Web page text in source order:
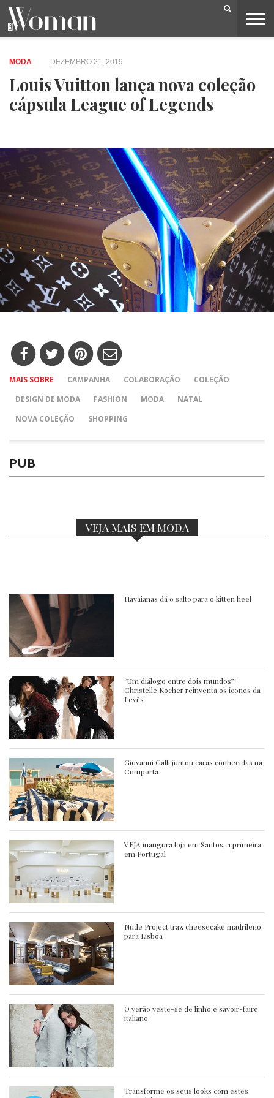
BELEZA
CAPA
LIFESTYLE
MODA
OPINIÃO
PESSOAS
SOCIEDADE
VIDEOS
MODA DEZEMBRO 21, 2019
Louis Vuitton lança nova coleção
cápsula League of Legends
MAIS SOBRE CAMPANHA COLABORAÇÃO
COLEÇÃO
DESIGN DE MODA
FASHION MODA
NATAL
NOVA COLEÇÃO
SHOPPING
PUB
VEJA MAIS EM MODA
Havaianas dá o salto para o kitten heel
“Um diálogo entre dois mundos”:
Christelle Kocher reinventa os ícones da
Levi’s
Giovanni Galli juntou caras conhecidas na
Comporta
VEJA inaugura loja em Santos, a primeira
em Portugal
Nude Project traz cheesecake madrileno
para Lisboa
O verão veste-se de linho e savoir-faire
italiano
Transforme os seus looks com estes